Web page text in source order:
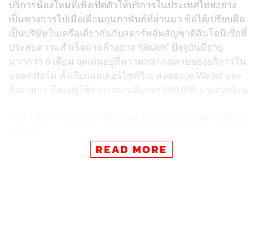
บริการน้องใหม่ที่เพิ่งเปิดตัวให้บริการในประเทศไทยอย่าง
เป็นทางการไปเมื่อเดือนกุมภาพันธ์ที่ผ่านมา ข้อได้เปรียบคือ
เป็นบริษัทในเครือเดียวกันกับสตาร์ทอัพสัญชาติอินโดนีเซียที่
ประสบความสำเร็จมาแล้วอย่าง ‘GoJek’ ปัจจุบันมีอายุ
มากกว่า 6 เดือน จุดเด่นอยู่ที่ความหลากหลายของบริการใน
แพลตฟอร์ม ทั้งเรียกมอเตอร์ไซค์วิน, ส่งของ, e-Wallet และ
สั่งอาหาร มียอดผู้ใช้งานรวมเฉลี่ยกว่า 500,000 รายต่อเดือน
ของบริษัท เมื่อนับจากช่วงไตรมาส 1 ที่ผ่านมาจนถึงไตรมาส
2 นี้ พบว่า อัตราการเติบโตของยอดการใช้บริการสั่งอาหาร
READ MORE